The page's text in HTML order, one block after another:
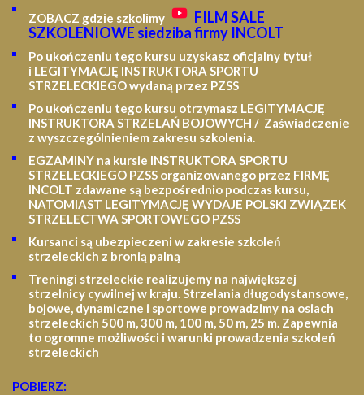
ZOBACZ gdzie szkolimy
FILM SALE
SZKOLENIOWE siedziba firmy INCOLT
Po ukończeniu tego kursu uzyskasz oficjalny tytuł
i LEGITYMACJĘ INSTRUKTORA SPORTU
STRZELECKIEGO wydaną przez PZSS
Po ukończeniu tego kursu otrzymasz LEGITYMACJĘ
INSTRUKTORA STRZELAŃ BOJOWYCH / Zaświadczenie
z wyszczególnieniem zakresu szkolenia.
EGZAMINY na kursie INSTRUKTORA SPORTU
STRZELECKIEGO PZSS organizowanego przez FIRMĘ
INCOLT zdawane są bezpośrednio podczas kursu,
NATOMIAST LEGITYMACJĘ WYDAJE POLSKI ZWIĄZEK
STRZELECTWA SPORTOWEGO PZSS
Kursanci są ubezpieczeni w zakresie szkoleń
strzeleckich z bronią palną
Treningi strzeleckie realizujemy na największej
strzelnicy cywilnej w kraju. Strzelania długodystansowe,
bojowe, dynamiczne i sportowe prowadzimy na osiach
strzeleckich 500 m, 300 m, 100 m, 50 m, 25 m. Zapewnia
to ogromne możliwości i warunki prowadzenia szkoleń
strzeleckich
POBIERZ: